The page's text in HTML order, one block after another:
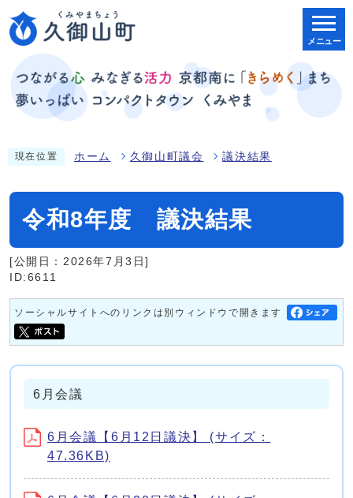
メニュー
現在位置 ホーム 久御山町議会 議決結果
令和8年度 議決結果
[公開日：2026年7月3日]
ID:6611
ソーシャルサイトへのリンクは別ウィンドウで開きます
6月会議
6月会議【6月12日議決】 (サイズ：
47.36KB)